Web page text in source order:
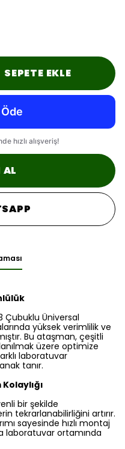
SEPETE EKLE
AL
Çubuklu Üniversal
yüksek verimlilik ve
Bu ataşman, çeşitli
üzere optimize
laboratuvar
tanır.
bir şekilde
tekrarlanabilirliğini artırır.
sayesinde hızlı montaj
laboratuvar ortamında